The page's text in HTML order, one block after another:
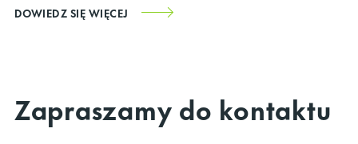
DOWIEDZ SIĘ WIĘCEJ
Zapraszamy do kontaktu